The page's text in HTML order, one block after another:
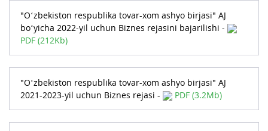
"O‘zbekiston respublika tovar-xom ashyo birjasi" AJ
bo‘yicha 2022-yil uchun Biznes rejasini bajarilishi -
PDF (212Kb)
"O‘zbekiston respublika tovar-xom ashyo birjasi" AJ
2021-2023-yil uchun Biznes rejasi -
PDF (3.2Mb)